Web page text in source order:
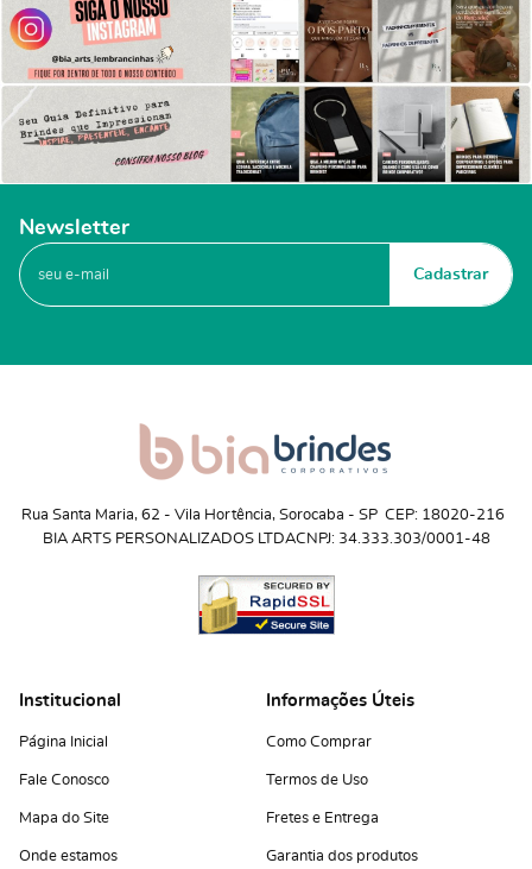
Newsletter
Cadastrar
Rua Santa Maria, 62 - Vila Hortência, Sorocaba - SP CEP: 18020-216
BIA ARTS PERSONALIZADOS LTDACNPJ: 34.333.303/0001-48
Institucional
Página Inicial
Fale Conosco
Mapa do Site
Onde estamos
Informações Úteis
Como Comprar
Termos de Uso
Fretes e Entrega
Garantia dos produtos